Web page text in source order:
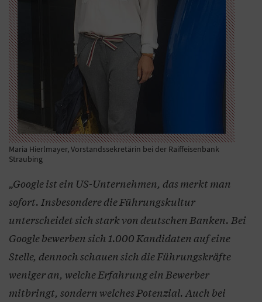
Maria Hierlmayer, Vorstandssekretärin bei der Raiffeisenbank
Straubing
„Google ist ein US-Unternehmen, das merkt man
sofort. Insbesondere die Führungskultur
unterscheidet sich stark von deutschen Banken. Bei
Google bewerben sich 1.000 Kandidaten auf eine
Stelle, dennoch schauen sich die Führungskräfte
weniger an, welche Erfahrung ein Bewerber
mitbringt, sondern welches Potenzial. Auch bei